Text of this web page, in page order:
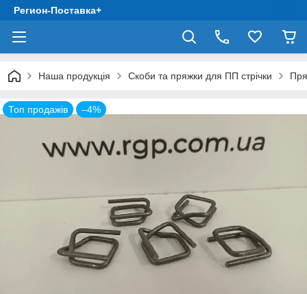
Регион-Поставка+
Наша продукція Скоби та пряжки для ПП стрічки
Топ продажів –4%